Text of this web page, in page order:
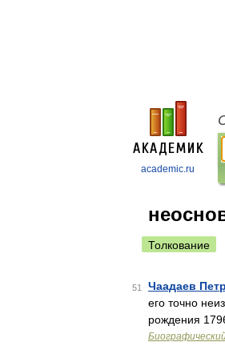
academic.ru
Толкование
51 Чаадаев
его точно
рождения